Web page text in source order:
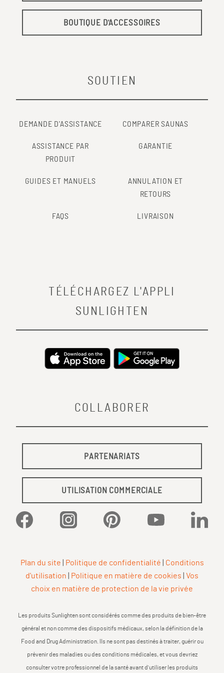
BOUTIQUE D'ACCESSOIRES
SOUTIEN
DEMANDE D'ASSISTANCE COMPARER SAUNAS
ASSISTANCE PAR
PRODUIT
GARANTIE
GUIDES ET MANUELS
ANNULATION ET
RETOURS
FAQS LIVRAISON
COLLABORER
PARTENARIATS
UTILISATION COMMERCIALE
Facebook Instagram Pinterest YouTube
TÉLÉCHARGEZ L'APPLI
SUNLIGHTEN
Plan du site Politique de confidentialité
Conditions
d'utilisation
Politique en matière de cookies
Vos
choix en matière de protection de la vie privée
Les produits Sunlighten sont considérés comme des produits de bien-être
général et non comme des dispositifs médicaux, selon la définition de la
Food and Drug Administration. Ils ne sont pas destinés à traiter, guérir ou
prévenir des maladies ou des conditions médicales, et vous devriez
consulter votre professionnel de la santé avant d'utiliser les produits